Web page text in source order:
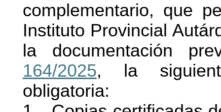
complementario, que
Instituto Provincial
la documentación
164/2025, la
obligatoria: